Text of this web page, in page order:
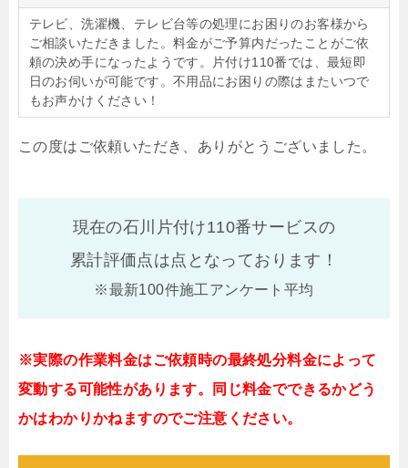
テレビ、洗濯機、テレビ台等の処理にお困りのお客様から
ご相談いただきました。料金がご予算内だったことがご依
頼の決め手になったようです。片付け110番では、最短即
日のお伺いが可能です。不用品にお困りの際はまたいつで
もお声かけください！
この度はご依頼いただき、ありがとうございました。
現在の石川片付け110番サービスの
累計評価点は点となっております！
※最新100件施工アンケート平均
※実際の作業料金はご依頼時の最終処分料金によって
変動する可能性があります。同じ料金でできるかどう
かはわかりかねますのでご注意ください。